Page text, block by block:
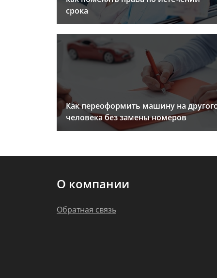
срока
Как переоформить машину на
человека без замены номеров
О компании
Обратная связь